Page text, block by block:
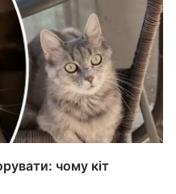
чому кіт